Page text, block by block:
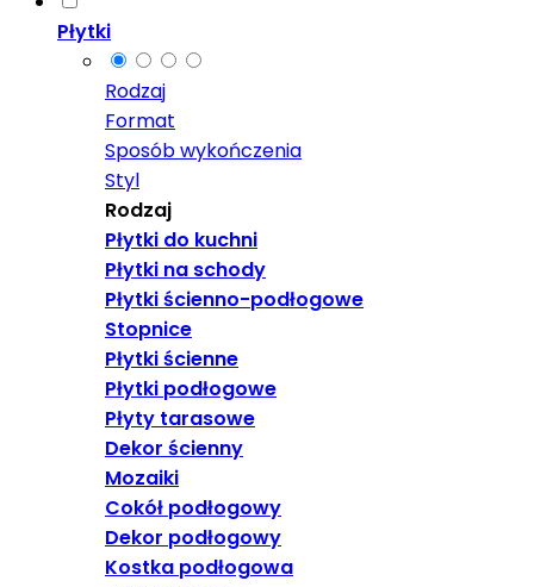
Płytki
Rodzaj
Format
Sposób wykończenia
Styl
Rodzaj
Płytki do kuchni
Płytki na schody
Płytki ścienno-podłogowe
Stopnice
Płytki ścienne
Płytki podłogowe
Płyty tarasowe
Dekor ścienny
Mozaiki
Cokół podłogowy
Dekor podłogowy
Kostka podłogowa